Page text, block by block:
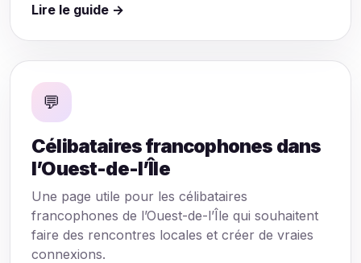
Lire le guide →
💬
Célibataires francophones dans
l’Ouest-de-l’Île
Une page utile pour les célibataires
francophones de l’Ouest-de-l’Île qui souhaitent
faire des rencontres locales et créer de vraies
connexions.